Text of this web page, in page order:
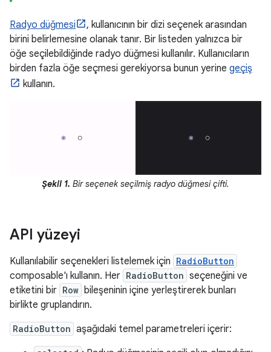
Radyo düğmesi
, kullanıcının bir dizi seçenek arasından
birini belirlemesine olanak tanır. Bir listeden yalnızca bir
öğe seçilebildiğinde radyo düğmesi kullanılır. Kullanıcıların
birden fazla öğe seçmesi gerekiyorsa bunun yerine geçiş
kullanın.
Şekil 1. Bir seçenek seçilmiş radyo düğmesi çifti.
API yüzeyi
Kullanılabilir seçenekleri listelemek için RadioButton
composable'ı kullanın. Her RadioButton seçeneğini ve
etiketini bir Row bileşeninin içine yerleştirerek bunları
birlikte gruplandırın.
RadioButton aşağıdaki temel parametreleri içerir: